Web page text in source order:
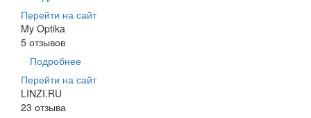
Перейти на сайт
My Optika
5 отзывов
Подробнее
Перейти на сайт
LINZI.RU
23 отзыва